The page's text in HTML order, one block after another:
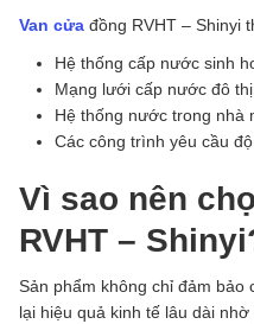
Van cửa đồng RVHT – Shinyi
Hệ thống cấp nước sinh
Mạng lưới cấp nước đô
Hệ thống nước trong nhà
Các công trình yêu cầu
Vì sao nên
RVHT –
Sản phẩm không chỉ đảm bảo
lại hiệu quả kinh tế lâu dài